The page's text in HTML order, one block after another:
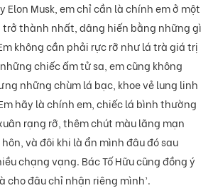
Elon Musk, em chỉ cần là chính em ở một
trở thành nhất, dâng hiến bằng những gì
không cần phải rực rỡ như lá trà giá trị
chiếc ấm tử sa, em cũng không
những chùm lá bạc, khoe vẻ lung linh
hãy là chính em, chiếc lá bình thường
rạng rỡ, thêm chút màu lãng mạn
và đôi khi là ẩn mình đâu đó sau
chạng vạng. Bác Tố Hữu cũng đồng ý
cho đâu chỉ nhận riêng mình’.